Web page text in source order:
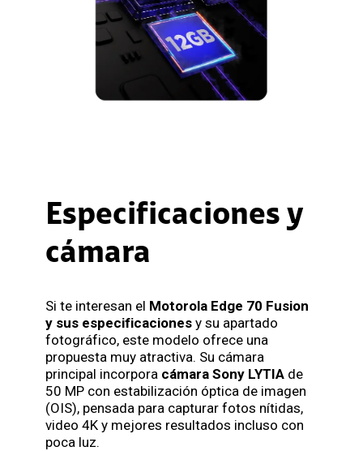
Especificaciones y
cámara
Si te interesan el Motorola Edge 70 Fusion
y sus especificaciones y su apartado
fotográfico, este modelo ofrece una
propuesta muy atractiva. Su cámara
principal incorpora cámara Sony LYTIA de
50 MP con estabilización óptica de imagen
(OIS), pensada para capturar fotos nítidas,
video 4K y mejores resultados incluso con
poca luz.